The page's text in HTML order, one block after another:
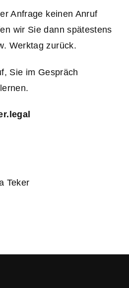
Anfrage keinen Anruf
wir Sie dann spätestens
Werktag zurück.
Sie im Gespräch
Teker